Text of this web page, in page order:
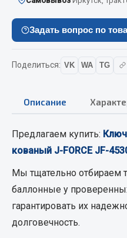
Кольца стопорные
Пресс-масленки
Пробки
Хомуты
Соединительные
Camozzi
Адаптеры и переходники
Тройники
Задать вопрос по
Поделиться: VK WA TG
Описание
Предлагаем купить:
кованый J-FORCE JF-
Мы тщательно отбираем
баллонные у
гарантировать их
долговечность.